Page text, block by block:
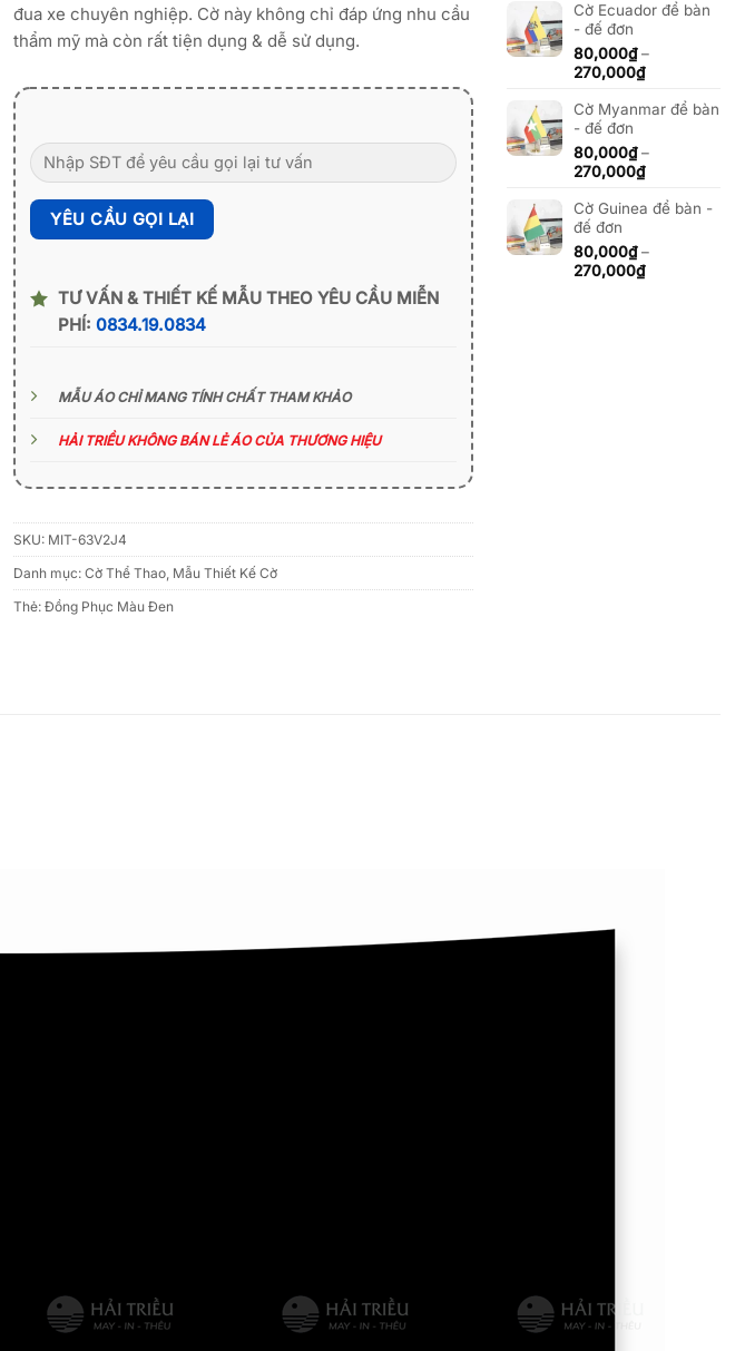
đua xe chuyên nghiệp. Cờ này không chỉ đáp ứng nhu cầu
thẩm mỹ mà còn rất tiện dụng & dễ sử dụng.
TƯ VẤN & THIẾT KẾ MẪU THEO YÊU CẦU MIỄN
PHÍ: 0834.19.0834
MẪU ÁO CHỈ MANG TÍNH CHẤT THAM KHẢO
HẢI TRIỀU KHÔNG BÁN LẺ ÁO CỦA THƯƠNG HIỆU
SKU: MIT-63V2J4
Danh mục: Cờ Thể Thao, Mẫu Thiết Kế Cờ
Thẻ: Đồng Phục Màu Đen
Cờ Ecuador để bàn
- đế đơn
80,000₫ –
270,000₫Khoảng
từ
270,000₫
Cờ Myanmar để bàn
- đế đơn
80,000₫ –
270,000₫Khoảng
từ
270,000₫
Cờ Guinea để bàn -
đế đơn
80,000₫ –
270,000₫Khoảng